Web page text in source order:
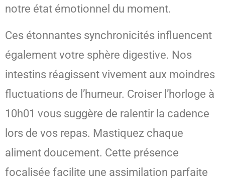
notre état émotionnel du moment.
Ces étonnantes synchronicités influencent
également votre sphère digestive. Nos
intestins réagissent vivement aux moindres
fluctuations de l’humeur. Croiser l’horloge à
10h01 vous suggère de ralentir la cadence
lors de vos repas. Mastiquez chaque
aliment doucement. Cette présence
focalisée facilite une assimilation parfaite